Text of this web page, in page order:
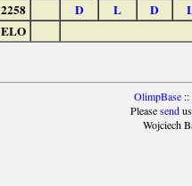
2258 D L D
ELO
OlimpBase::
Pleasesendus
Wojciech